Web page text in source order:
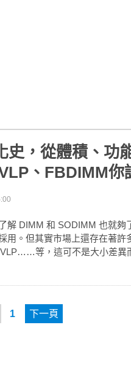
史，從體積、功
、FBDIMM你
解 DIMM 和 SODIMM 也就
用。但其實市場上還存在著許
等，這可不是大小差異
1 下一頁